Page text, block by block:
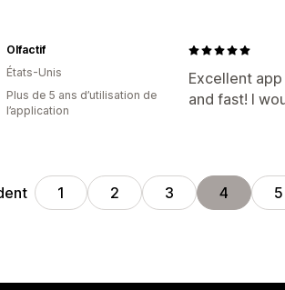
Excellent
and fast! I
Olfactif
États-Unis
Plus de 5 ans d’utilisation de
l’application
1 2 3 4 5